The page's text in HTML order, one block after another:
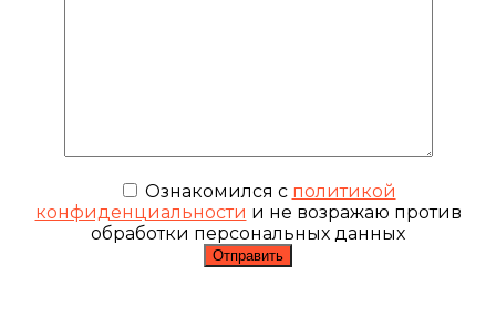
Ознакомился с политикой
конфиденциальности и не возражаю против
обработки персональных данных